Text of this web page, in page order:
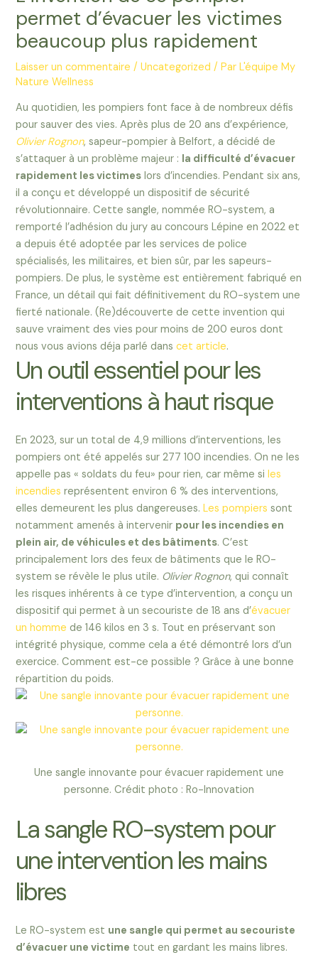
permet d’évacuer les victimes
beaucoup plus rapidement
Laisser un commentaire /Uncategorized / ParL'équipe My
Nature Wellness
Au quotidien, les pompiers font face à de nombreux défis
pour sauver des vies. Après plus de 20 ans d’expérience,
Olivier Rognon, sapeur-pompier à Belfort, a décidé de
s’attaquer à un problème majeur : la difficulté d’évacuer
rapidement les victimes lors d’incendies. Pendant six ans,
il a conçu et développé un dispositif de sécurité
révolutionnaire. Cette sangle, nommée RO-system, a
remporté l’adhésion du jury au concours Lépine en 2022 et
a depuis été adoptée par les services de police
spécialisés, les militaires, et bien sûr, par les sapeurs-
pompiers. De plus, le système est entièrement fabriqué en
France, un détail qui fait définitivement du RO-system une
fierté nationale. (Re)découverte de cette invention qui
sauve vraiment des vies pour moins de 200 euros dont
nous vous avions déja parlé danscet article.
Un outil essentiel pour les
interventions à haut risque
En 2023, sur un total de 4,9 millions d’interventions, les
pompiers ont été appelés sur 277 100 incendies. On ne les
appelle pas « soldats du feu» pour rien, car même siles
incendies représentent environ 6 % des interventions,
elles demeurent les plus dangereuses.Les pompiers sont
notamment amenés à intervenir pour les incendies en
plein air, de véhicules et des bâtiments. C’est
principalement lors des feux de bâtiments que le RO-
system se révèle le plus utile. Olivier Rognon, qui connaît
les risques inhérents à ce type d’intervention, a conçu un
dispositif qui permet à un secouriste de 18 ans d’évacuer
un homme de 146 kilos en 3 s. Tout en préservant son
intégrité physique, comme cela a été démontré lors d’un
exercice. Comment est-ce possible ? Grâce à une bonne
répartition du poids.
Une sangle innovante pour évacuer rapidement une
personne. Crédit photo : Ro-Innovation
La sangle RO-system pour
une intervention les mains
libres
Le RO-system est une sangle qui permet au secouriste
d’évacuer une victime tout en gardant les mains libres.